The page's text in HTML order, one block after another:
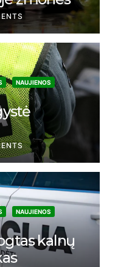
NAUJIENOS
NAUJIENOS
kalnų